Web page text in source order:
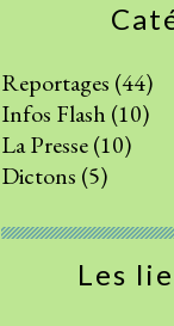
Reportages (44)
Infos Flash (10)
La Presse(10)
Dictons (5)
Les